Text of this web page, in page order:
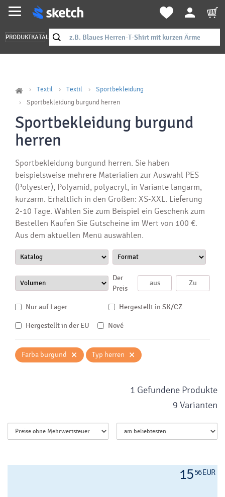
PRODUKTKATALOG
Textil Textil
Sportbekleidung
Sportbekleidung burgund herren
Sportbekleidung burgund
herren
Sportbekleidung burgund herren. Sie haben
beispielsweise mehrere Materialien zur Auswahl PES
(Polyester), Polyamid, polyacryl, in Variante langarm,
kurzarm. Erhältlich in den Größen: XS-XXL. Lieferung
2-10 Tage. Wählen Sie zum Beispiel ein Geschenk zum
Bestellen Kaufen Sie Gutscheine im Wert von 100 €.
Aus dem aktuellen Menü auswählen.
Der
Preis
Nur auf Lager Hergestellt in SK/CZ
Hergestellt in der EU Nové
Farba burgund × Typ herren ×
1 Gefundene Produkte
9 Varianten
1556 EUR